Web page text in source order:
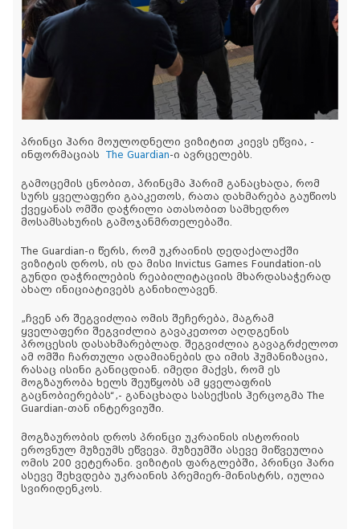
პრინცი ჰარი მოულოდნელი ვიზიტით კიევს ეწვია, -
ინფორმაციას The Guardian-ი ავრცელებს.
გამოცემის ცნობით, პრინცმა ჰარიმ განაცხადა, რომ
სურს ყველაფერი გააკეთოს, რათა დახმარება გაუწიოს
ქვეყანას ომში დაჭრილი ათასობით სამხედრო
მოსამსახურის გამოჯანმრთელებაში.
The Guardian-ი წერს, რომ უკრაინის დედაქალაქში
ვიზიტის დროს, ის და მისი Invictus Games Foundation-ის
გუნდი დაჭრილების რეაბილიტაციის მხარდასაჭერად
ახალ ინიციატივებს განიხილავენ.
„ჩვენ არ შეგვიძლია ომის შეჩერება, მაგრამ
ყველაფერი შეგვიძლია გავაკეთოთ აღდგენის
პროცესის დასახმარებლად. შეგვიძლია გავაგრძელოთ
ამ ომში ჩართული ადამიანების და იმის ჰუმანიზაცია,
რასაც ისინი განიცდიან. იმედი მაქვს, რომ ეს
მოგზაურობა ხელს შეუწყობს ამ ყველაფრის
გაცნობიერებას“,- განაცხადა სასექსის ჰერცოგმა The
Guardian-თან ინტერვიუში.
მოგზაურობის დროს პრინცი უკრაინის ისტორიის
ეროვნულ მუზეუმს ეწვევა. მუზეუმში ასევე მიწვეულია
ომის 200 ვეტერანი. ვიზიტის ფარგლებში, პრინცი ჰარი
ასევე შეხვდება უკრაინის პრემიერ-მინისტრს, იულია
სვირიდენკოს.